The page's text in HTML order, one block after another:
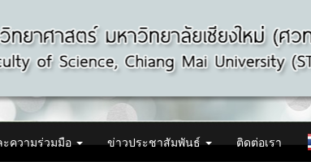
ะความร่วมมือ ข่าวประชาสัมพันธ์ ติดต่อเรา